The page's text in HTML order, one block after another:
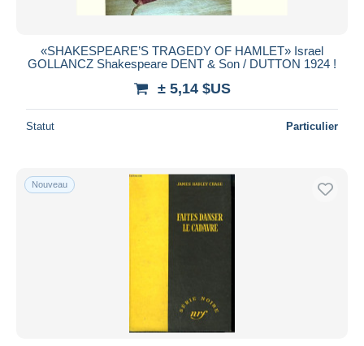
«SHAKESPEARE’S TRAGEDY OF HAMLET» Israel
GOLLANCZ Shakespeare DENT & Son / DUTTON 1924 !
± 5,14 $US
Statut Particulier
Nouveau